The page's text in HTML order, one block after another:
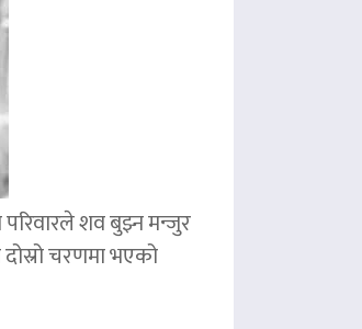
परिवारले शव बुझ्न मन्जुर
चरणमा भएको